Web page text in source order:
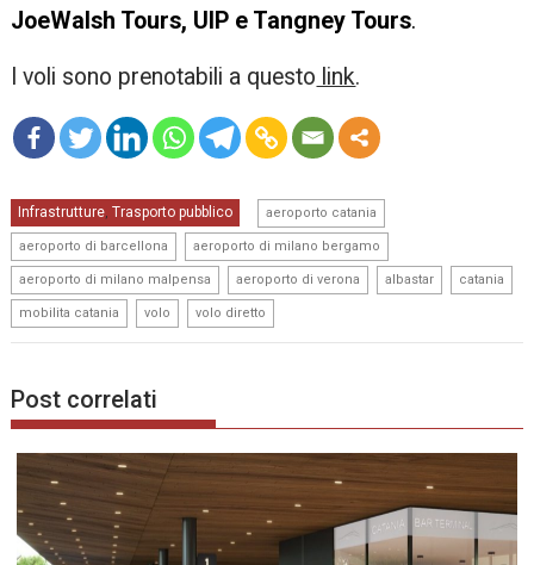
JoeWalsh Tours, UIP e Tangney Tours.
I voli sono prenotabili a questo link.
re
Infrastrutture,Trasporto pubblico aeroporto catania
aeroporto di barcellona aeroporto di milano bergamo
aeroporto di milano malpensa aeroporto di verona albastar catania
mobilita catania volo volo diretto
Post correlati